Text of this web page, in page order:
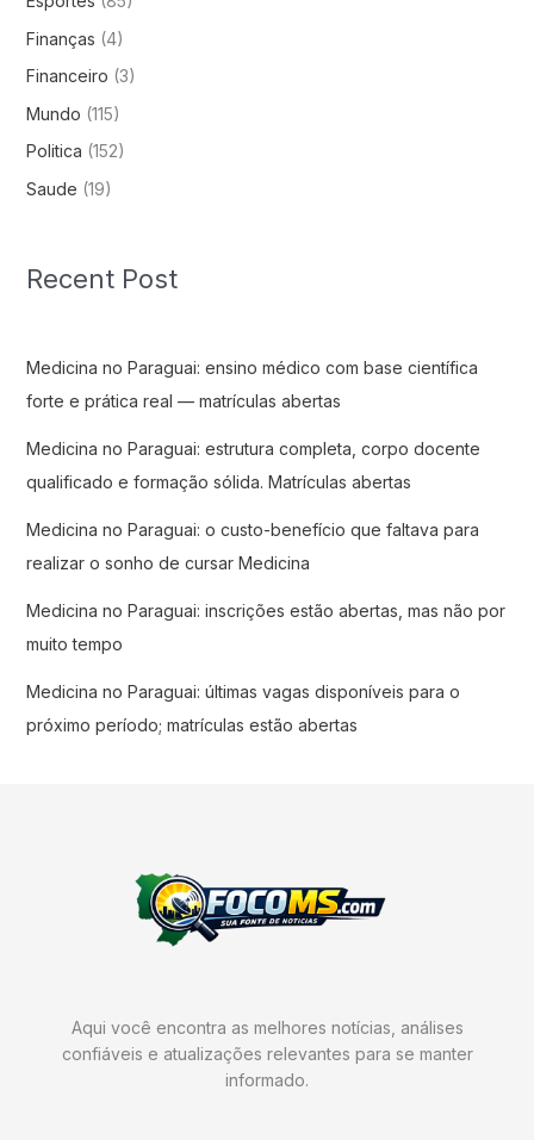
Finanças (4)
Financeiro (3)
Mundo (115)
Politica (152)
Saude (19)
Recent Post
Medicina no Paraguai: ensino médico com base científica
forte e prática real — matrículas abertas
Medicina no Paraguai: estrutura completa, corpo docente
qualificado e formação sólida. Matrículas abertas
Medicina no Paraguai: o custo-benefício que faltava para
realizar o sonho de cursar Medicina
Medicina no Paraguai: inscrições estão abertas, mas não por
muito tempo
Medicina no Paraguai: últimas vagas disponíveis para o
próximo período; matrículas estão abertas
Aqui você encontra as melhores notícias, análises
confiáveis e atualizações relevantes para se manter
informado.